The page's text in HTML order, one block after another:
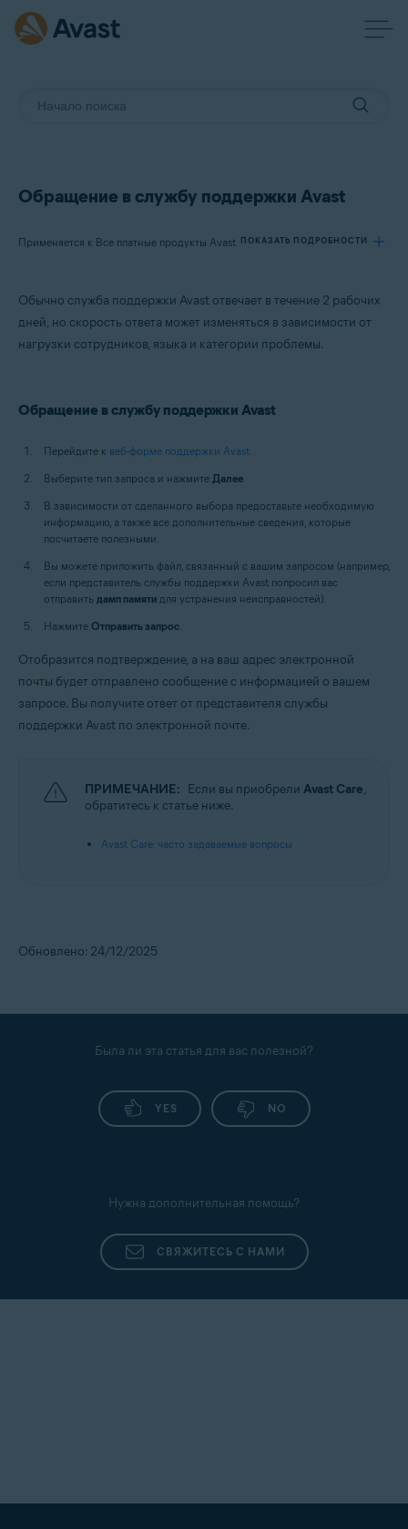
Обращение в службу поддержки Avast
Применяется к Все платные продукты Avast ПОКАЗАТЬ ПОДРОБНОСТИ
Продукты:
Обычно служба поддержки Avast отвечает в течение 2 рабочих
дней, но скорость ответа может изменяться в зависимости от
нагрузки сотрудников, языка и категории проблемы.
Обращение в службу поддержки Avast
Перейдите к веб-форме поддержки Avast.
Выберите тип запроса и нажмите Далее.
В зависимости от сделанного выбора предоставьте необходимую
информацию, а также все дополнительные сведения, которые
посчитаете полезными.
Вы можете приложить файл, связанный с вашим запросом (например,
если представитель службы поддержки Avast попросил вас
отправить дамп памяти для устранения неисправностей).
Нажмите Отправить запрос.
Отобразится подтверждение, а на ваш адрес электронной
почты будет отправлено сообщение с информацией о вашем
запросе. Вы получите ответ от представителя службы
поддержки Avast по электронной почте.
ПРИМЕЧАНИЕ: Если вы приобрели Avast Care,
обратитесь к статье ниже.
Avast Care: часто задаваемые вопросы
Обновлено: 24/12/2025
Была ли эта статья для вас полезной?
YES NO
Нужна дополнительная помощь?
СВЯЖИТЕСЬ С НАМИ